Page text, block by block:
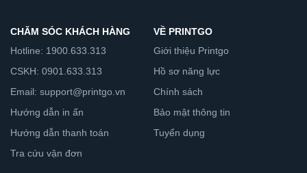
CHĂM SÓC KHÁCH HÀNG
Hotline: 1900.633.313
CSKH: 0901.633.313
Email: support@printgo.vn
Hướng dẫn in ấn
Hướng dẫn thanh toán
Tra cứu vận đơn
VỀ PRINTGO
Giới thiệu Printgo
Hồ sơ năng lực
Chính sách
Bảo mật thông tin
Tuyển dụng